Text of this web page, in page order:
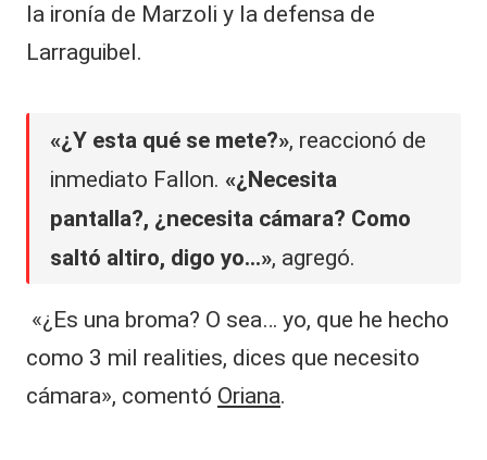
la ironía de Marzoli y la defensa de
Larraguibel.
«¿Y esta qué se mete?», reaccionó de
inmediato Fallon. «¿Necesita
pantalla?, ¿necesita cámara? Como
saltó altiro, digo yo…», agregó.
«¿Es una broma? O sea… yo, que he hecho
como 3 mil realities, dices que necesito
cámara», comentó Oriana.